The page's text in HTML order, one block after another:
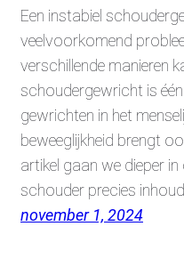
Een instabiel
veelvoorkomend
verschillende manieren
schoudergewricht is
gewrichten in het
beweeglijkheid brengt
artikel gaan we dieper
schouder precies
november 1, 2024